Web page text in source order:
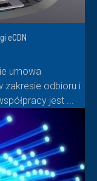
eCDN
umowa
zakresie odbioru i
jest ...